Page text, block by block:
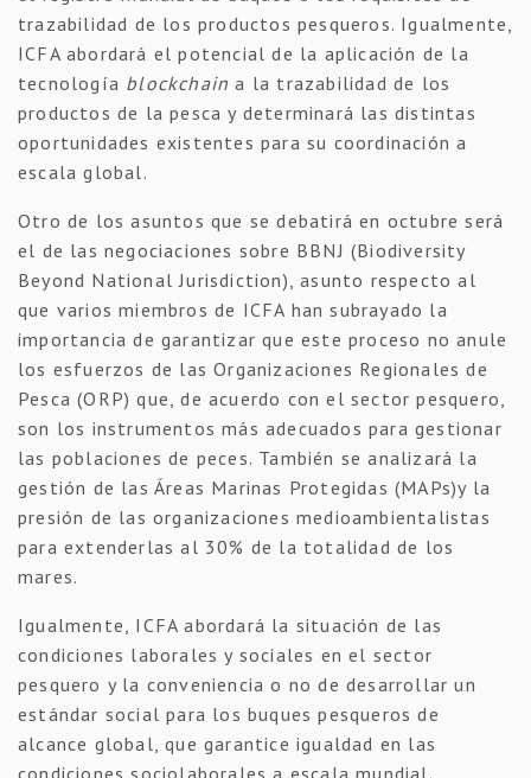
trazabilidad de los productos pesqueros. Igualmente,
ICFA abordará el potencial de la aplicación de la
tecnología blockchain a la trazabilidad de los
productos de la pesca y determinará las distintas
oportunidades existentes para su coordinación a
escala global.
Otro de los asuntos que se debatirá en octubre será
el de las negociaciones sobre BBNJ (Biodiversity
Beyond National Jurisdiction), asunto respecto al
que varios miembros de ICFA han subrayado la
importancia de garantizar que este proceso no anule
los esfuerzos de las Organizaciones Regionales de
Pesca (ORP) que, de acuerdo con el sector pesquero,
son los instrumentos más adecuados para gestionar
las poblaciones de peces. También se analizará la
gestión de las Áreas Marinas Protegidas (MAPs)y la
presión de las organizaciones medioambientalistas
para extenderlas al 30% de la totalidad de los
mares.
Igualmente, ICFA abordará la situación de las
condiciones laborales y sociales en el sector
pesquero y la conveniencia o no de desarrollar un
estándar social para los buques pesqueros de
alcance global, que garantice igualdad en las
condiciones sociolaborales a escala mundial.